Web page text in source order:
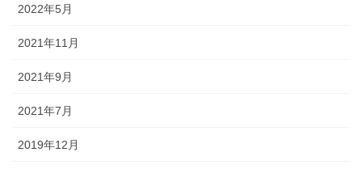
2022年5月
2021年11月
2021年9月
2021年7月
2019年12月